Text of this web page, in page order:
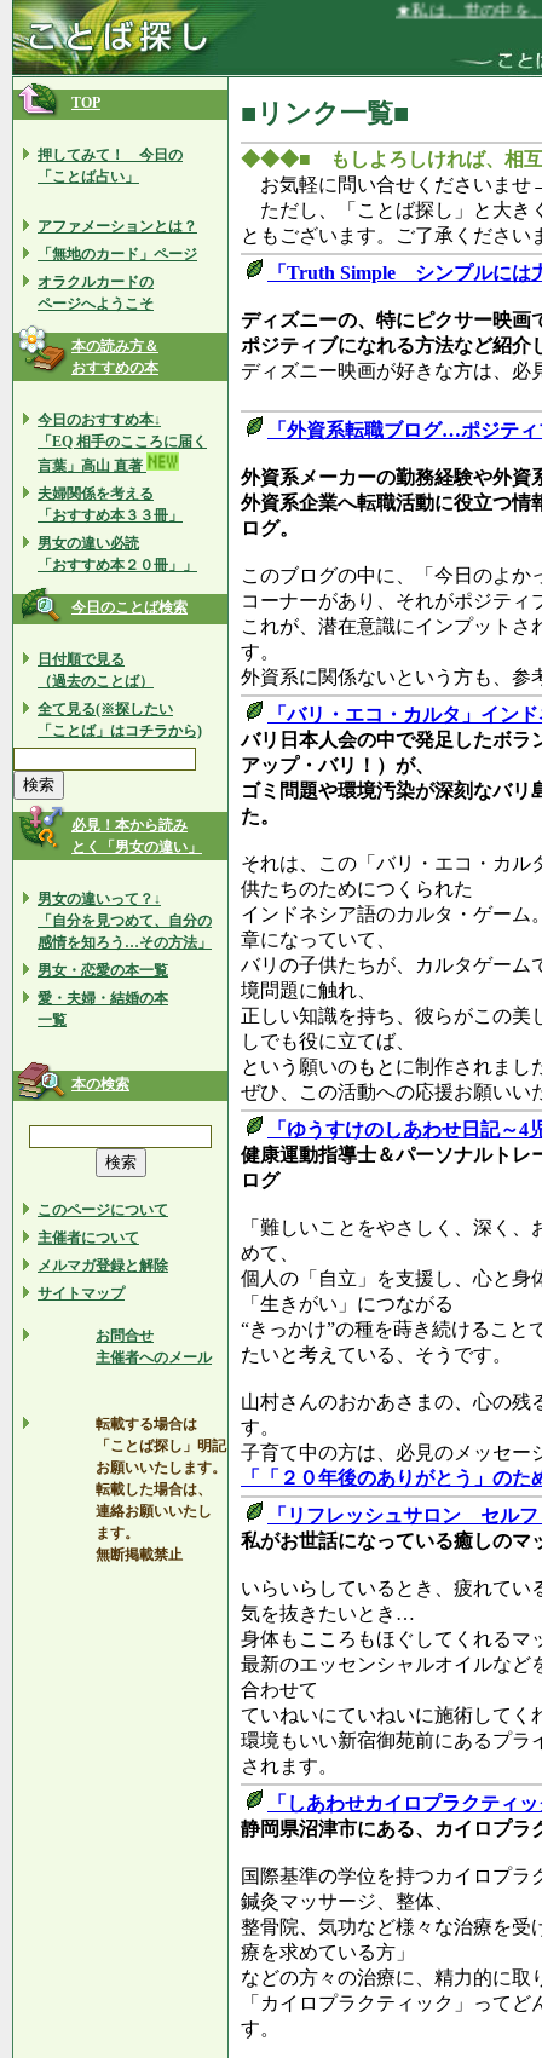
★私は、世の中を、みん
TOP
押してみて！ 今日の
「ことば占い」
アファメーションとは？
「無地のカード」ページ
オラクルカードの
ページへようこそ
本の読み方＆
おすすめの本
今日のおすすめ本↓
「EQ 相手のこころに届く
言葉」高山 直著
夫婦関係を考える
「おすすめ本３３冊」
男女の違い必読
「おすすめ本２０冊」」
今日のことば検索
日付順で見る
（過去のことば）
全て見る(※探したい
「ことば」はコチラから)
必見！本から読み
とく「男女の違い」
男女の違いって？↓
「自分を見つめて、自分の
感情を知ろう…その方法」
男女・恋愛の本一覧
愛・夫婦・結婚の本
一覧
本の検索
このページについて
主催者について
メルマガ登録と解除
サイトマップ
お問合せ
主催者へのメール
転載する場合は
「ことば探し」明記
お願いいたします。
転載した場合は、
連絡お願いいたし
ます。
無断掲載禁止
■リンク一覧■
◆◆◆■ もしよろしければ、相
お気軽に問い合せくださいま
ただし、「ことば探し」と大
ともございます。ご了承ください
「Truth Simple シンプルには
ディズニーの、特にピクサー映画
ポジティブになれる方法など紹介
ディズニー映画が好きな方は、必
「外資系転職ブログ…ポジテ
外資系メーカーの勤務経験や外資
外資系企業へ転職活動に役立つ情
ログ。
このブログの中に、「今日のよ
コーナーがあり、それがポジテ
これが、潜在意識にインプット
す。
外資系に関係ないという方も、
「バリ・エコ・カルタ」イン
バリ日本人会の中で発足したボ
アップ・バリ！）が、
ゴミ問題や環境汚染が深刻なバ
た。
それは、この「バリ・エコ・カル
供たちのためにつくられた
インドネシア語のカルタ・ゲーム
章になっていて、
バリの子供たちが、カルタゲーム
境問題に触れ、
正しい知識を持ち、彼らがこの美
しでも役に立てば、
という願いのもとに制作されまし
ぜひ、この活動への応援お願いい
「ゆうすけのしあわせ日記～4
健康運動指導士＆パーソナルトレ
ログ
「難しいことをやさしく、深く
めて、
個人の「自立」を支援し、心と身
「生きがい」につながる
“きっかけ”の種を蒔き続けること
たいと考えている、そうです。
山村さんのおかあさまの、心の残
す。
子育て中の方は、必見のメッセー
「「２０年後のありがとう」のた
「リフレッシュサロン セル
私がお世話になっている癒しのマ
いらいらしているとき、疲れてい
気を抜きたいとき…
身体もこころもほぐしてくれるマ
最新のエッセンシャルオイルなど
合わせて
ていねいにていねいに施術してく
環境もいい新宿御苑前にあるプラ
されます。
「しあわせカイロプラクティ
静岡県沼津市にある、カイロプラ
国際基準の学位を持つカイロプ
鍼灸マッサージ、整体、
整骨院、気功など様々な治療を受
療を求めている方」
などの方々の治療に、精力的に取
「カイロプラクティック」って
す。